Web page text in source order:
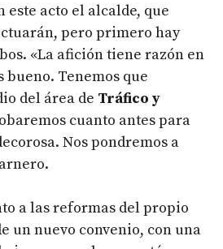
este acto el alcalde, que
pero primero hay
«La afición tiene razón en
bueno. Tenemos que
del área de Tráfico y
cuanto antes para
Nos pondremos a
a las reformas del propio
un nuevo convenio, con una